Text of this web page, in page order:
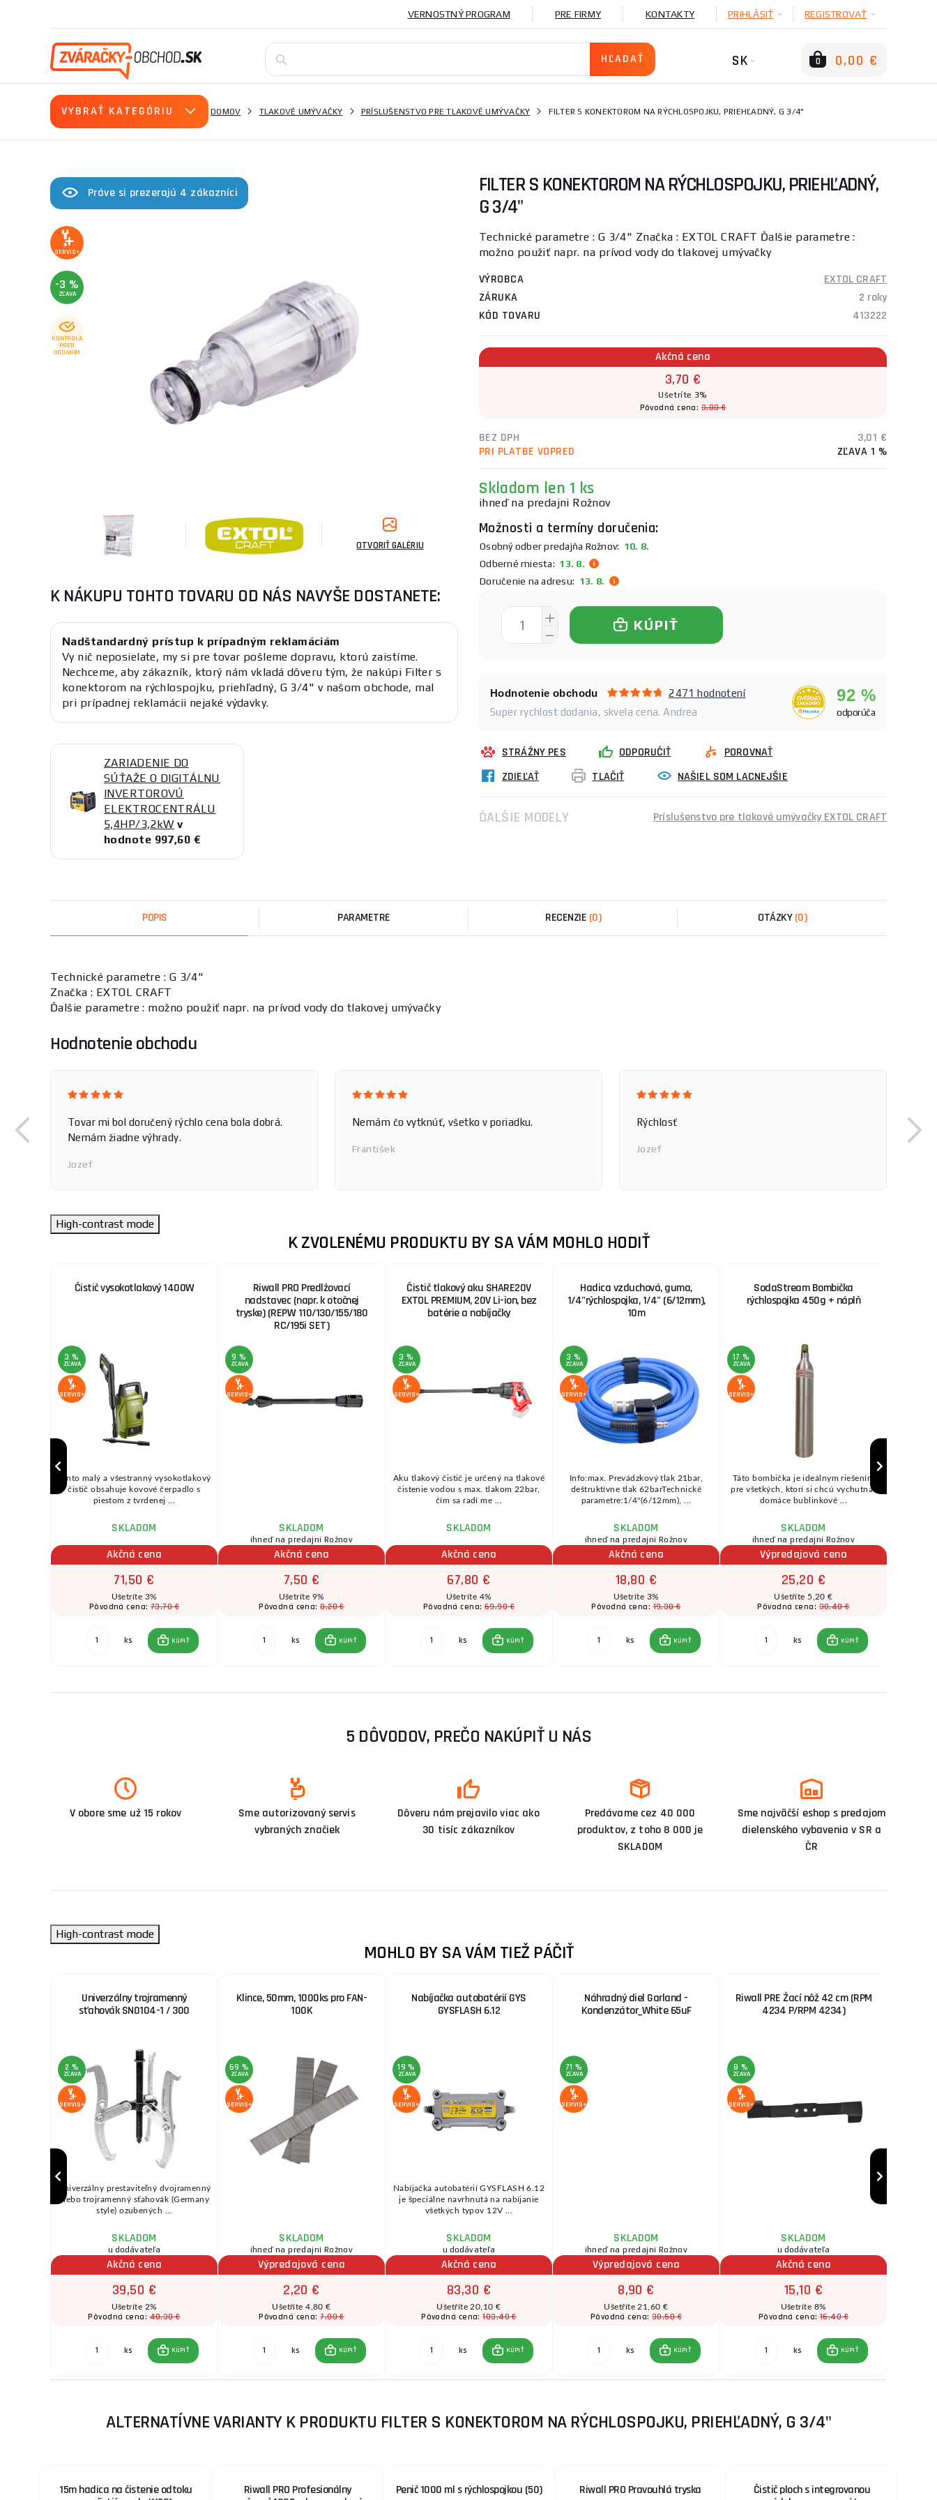
VERNOSTNÝ PROGRAM PRE FIRMY KONTAKTY PRIHLÁSIŤ REGISTROVAŤ
SK 0 0,00 €
VYBRAŤ KATEGÓRIU DOMOV TLAKOVÉ UMÝVAČKY PRÍSLUŠENSTVO PRE TLAKOVÉ UMÝVAČKY FILTER S KONEKTOROM NA RÝCHLOSPOJKU, PRIEHĽADNÝ, G 3/4"
Práve si prezerajú 4 zákazníci
SERVIS+
-3 %
ZĽAVA
KONTROLA
PRED
DODANÍM
OTVORIŤ GALÉRIU
K NÁKUPU TOHTO TOVARU OD NÁS NAVYŠE DOSTANETE:
Nadštandardný prístup k prípadným reklamáciám
Vy nič neposielate, my si pre tovar pošleme dopravu, ktorú zaistíme.
Nechceme, aby zákazník, ktorý nám vkladá dôveru tým, že nakúpi Filter s
konektorom na rýchlospojku, priehľadný, G 3/4" v našom obchode, mal
pri prípadnej reklamácii nejaké výdavky.
ZARIADENIE DO
SÚŤAŽE O DIGITÁLNU
INVERTOROVÚ
ELEKTROCENTRÁLU
5,4HP/3,2kW v
hodnote 997,60 €
FILTER S KONEKTOROM NA RÝCHLOSPOJKU, PRIEHĽADNÝ,
G 3/4"
Technické parametre : G 3/4" Značka : EXTOL CRAFT Ďalšie parametre :
možno použiť napr. na prívod vody do tlakovej umývačky
VÝROBCA
EXTOL CRAFT
ZÁRUKA
2 roky
KÓD TOVARU
413222
Akčná cena
3,70 €
Ušetríte 3%
Pôvodná cena:3,80 €
BEZ DPH
3,01 €
PRI PLATBE VOPRED
ZĽAVA 1 %
Skladom len 1 ks
ihneď na predajni Rožnov
Možnosti a termíny doručenia:
Osobný odber predajňa Rožnov: 10. 8.
Odberné miesta: 13. 8.
Doručenie na adresu: 13. 8.
KÚPIŤ
Hodnotenie obchodu
2471 hodnotení
Super rychlost dodania, skvela cena. Andrea
92 %
odporúča
STRÁŽNY PES ODPORUČIŤ
POROVNAŤ
ZDIEĽAŤ
TLAČIŤ NAŠIEL SOM LACNEJŠIE
ĎALŠIE MODELY Príslušenstvo pre tlakové umývačky EXTOL CRAFT
POPIS PARAMETRE RECENZIE (0) OTÁZKY (0)
Technické parametre : G 3/4"
Značka : EXTOL CRAFT
Ďalšie parametre : možno použiť napr. na prívod vody do tlakovej umývačky
Hodnotenie obchodu
Tovar mi bol doručený rýchlo cena bola dobrá.
Nemám žiadne výhrady.
Jozef
Nemám čo vytknúť, všetko v poriadku.
František
Rýchlosť
Jozef
High-contrast mode
K ZVOLENÉMU PRODUKTU BY SA VÁM MOHLO HODIŤ
Čistič vysokotlakový 1400W
3 %
ZĽAVA
SERVIS+
Tento malý a všestranný vysokotlakový
čistič obsahuje kovové čerpadlo s
piestom z tvrdenej ...
SKLADOM
Akčná cena
71,50 €
Ušetríte 3%
Pôvodná cena:73,70 €
ks KÚPIŤ
Riwall PRO Predlžovací
nadstavec (napr. k otočnej
tryske) (REPW 110/130/155/180
RC/195i SET)
9 %
ZĽAVA
SERVIS+
SKLADOM
ihneď na predajni Rožnov
Akčná cena
7,50 €
Ušetríte 9%
Pôvodná cena:8,20 €
ks KÚPIŤ
Čistič tlakový aku SHARE20V
EXTOL PREMIUM, 20V Li-ion, bez
batérie a nabíjačky
3 %
ZĽAVA
SERVIS+
Aku tlakový čistič je určený na tlakové
čistenie vodou s max. tlakom 22bar,
čím sa radí me ...
SKLADOM
Akčná cena
67,80 €
Ušetríte 4%
Pôvodná cena:69,90 €
ks KÚPIŤ
Hadica vzduchová, guma,
1/4"rýchlospojka, 1/4" (6/12mm),
10m
3 %
ZĽAVA
SERVIS+
Info:max. Prevádzkový tlak 21bar,
deštruktívne tlak 62barTechnické
parametre:1/4"(6/12mm), ...
SKLADOM
ihneď na predajni Rožnov
Akčná cena
18,80 €
Ušetríte 3%
Pôvodná cena:19,30 €
ks KÚPIŤ
SodaStream Bombička
rýchlospojka 450g + náplň
17 %
ZĽAVA
SERVIS+
Táto bombička je ideálnym riešením
pre všetkých, ktorí si chcú vychutnať
domáce bublinkové ...
SKLADOM
ihneď na predajni Rožnov
Výpredajová cena
25,20 €
Ušetříte 5,20 €
Pôvodná cena:30,40 €
ks KÚPIŤ
5 DÔVODOV, PREČO NAKÚPIŤ U NÁS
V obore sme už 15 rokov
Sme autorizovaný servis
vybraných značiek
Dôveru nám prejavilo viac ako
30 tisíc zákazníkov
Predávame cez 40 000
produktov, z toho 8 000 je
SKLADOM
Sme najväčší eshop s predajom
dielenského vybavenia v SR a
ČR
High-contrast mode
MOHLO BY SA VÁM TIEŽ PÁČIŤ
Univerzálny trojramenný
sťahovák SN0104-1 / 300
2 %
ZĽAVA
SERVIS+
Univerzálny prestaviteľný dvojramenný
alebo trojramenný sťahovák (Germany
style) ozubených ...
SKLADOM
u dodávateľa
Akčná cena
39,50 €
Ušetríte 2%
Pôvodná cena:40,30 €
ks KÚPIŤ
Klince, 50mm, 1000ks pro FAN-
100K
69 %
ZĽAVA
SERVIS+
SKLADOM
ihneď na predajni Rožnov
Výpredajová cena
2,20 €
Ušetříte 4,80 €
Pôvodná cena:7,00 €
ks KÚPIŤ
Nabíjačka autobatérií GYS
GYSFLASH 6.12
19 %
ZĽAVA
SERVIS+
Nabíjačka autobatérií GYSFLASH 6.12
je špeciálne navrhnutá na nabíjanie
všetkých typov 12V ...
SKLADOM
u dodávateľa
Akčná cena
83,30 €
Ušetříte 20,10 €
Pôvodná cena:103,40 €
ks KÚPIŤ
Náhradný diel Garland -
Kondenzátor_White 65uF
71 %
ZĽAVA
SERVIS+
SKLADOM
ihneď na predajni Rožnov
Výpredajová cena
8,90 €
Ušetříte 21,60 €
Pôvodná cena:30,50 €
ks KÚPIŤ
Riwall PRE Žací nôž 42 cm (RPM
4234 P/RPM 4234)
8 %
ZĽAVA
SERVIS+
SKLADOM
u dodávateľa
Akčná cena
15,10 €
Ušetríte 8%
Pôvodná cena:16,40 €
ks KÚPIŤ
ALTERNATÍVNE VARIANTY K PRODUKTU FILTER S KONEKTOROM NA RÝCHLOSPOJKU, PRIEHĽADNÝ, G 3/4"
15m hadica na čistenie odtoku
Riwall PRO Profesionálny
Penič 1000 ml s rýchlospojkou (50) Riwall PRO Pravouhlá tryska
Čistič ploch s integrovanou